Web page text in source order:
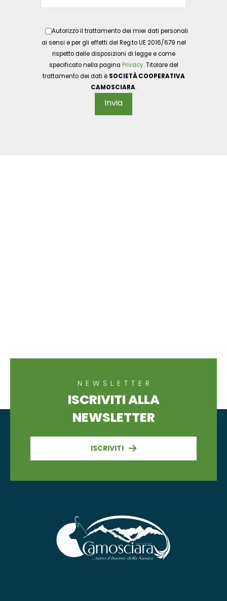
Autorizzo il trattamento dei miei dati personali
ai sensi e per gli effetti del Reg.to UE 2016/679 nel
rispetto delle disposizioni di legge e come
specificato nella pagina Privacy. Titolare del
trattamento dei dati è SOCIETÀ COOPERATIVA
CAMOSCIARA.
NEWSLETTER
ISCRIVITI ALLA
NEWSLETTER
ISCRIVITI